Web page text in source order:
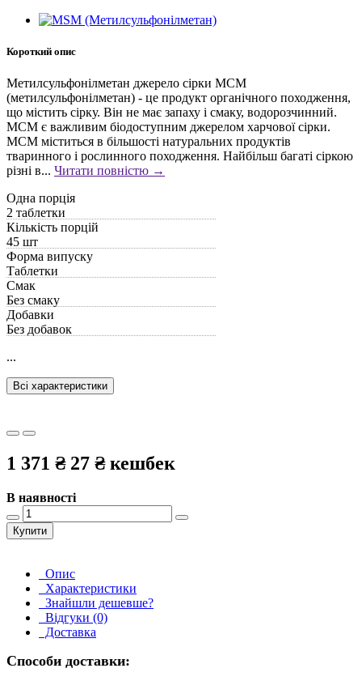
Короткий опис
Метилсульфонілметан джерело сірки МСМ
(метилсульфонілметан) - це продукт органічного походження,
що містить сірку. Він не має запаху і смаку, водорозчинний.
МСМ є важливим біодоступним джерелом харчової сірки.
МСМ міститься в більшості натуральних продуктів
тваринного і рослинного походження. Найбільш багаті сіркою
різні в... Читати повністю →
Одна порція
2 таблетки
Кількість порцій
45 шт
Форма випуску
Таблетки
Смак
Без смаку
Добавки
Без добавок
...
Всі характеристики
1 371 ₴ 27 ₴кешбек
В наявності
Купити
Опис
Характеристики
Знайшли дешевше?
Відгуки (0)
Доставка
Способи доставки: